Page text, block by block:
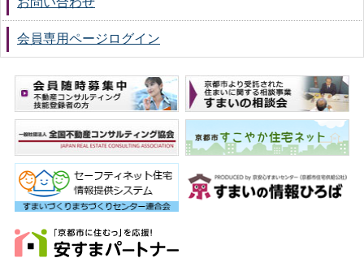
会員専用ページ ログイン
会員募集
一般社団法人 全国不動産コン